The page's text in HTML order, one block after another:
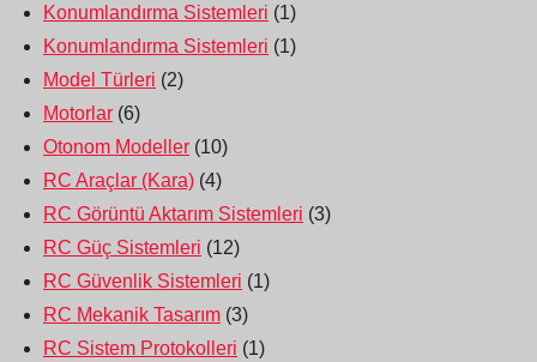
Konumlandırma Sistemleri (1)
Konumlandırma Sistemleri (1)
Model Türleri (2)
Motorlar (6)
Otonom Modeller (10)
RC Araçlar (Kara) (4)
RC Görüntü Aktarım Sistemleri (3)
RC Güç Sistemleri (12)
RC Güvenlik Sistemleri (1)
RC Mekanik Tasarım (3)
RC Sistem Protokolleri (1)